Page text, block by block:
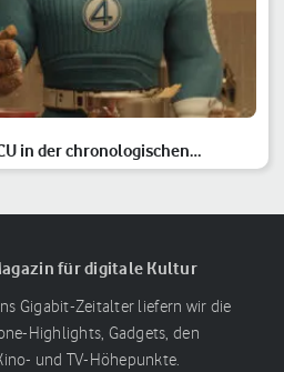
in der chronologischen
für digitale Kultur
Gigabit-Zeitalter liefern wir die
Highlights, Gadgets, den
und TV-Höhepunkte.